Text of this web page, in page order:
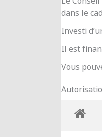
dans le
Investi
Il est
Vous